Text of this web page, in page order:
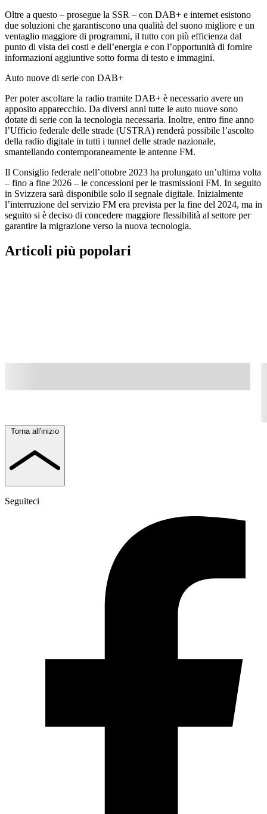
Oltre a questo – prosegue la SSR – con DAB+ e internet esistono
due soluzioni che garantiscono una qualità del suono migliore e un
ventaglio maggiore di programmi, il tutto con più efficienza dal
punto di vista dei costi e dell’energia e con l’opportunità di fornire
informazioni aggiuntive sotto forma di testo e immagini.
Auto nuove di serie con DAB+
Per poter ascoltare la radio tramite DAB+ è necessario avere un
apposito apparecchio. Da diversi anni tutte le auto nuove sono
dotate di serie con la tecnologia necessaria. Inoltre, entro fine anno
l’Ufficio federale delle strade (USTRA) renderà possibile l’ascolto
della radio digitale in tutti i tunnel delle strade nazionale,
smantellando contemporaneamente le antenne FM.
Il Consiglio federale nell’ottobre 2023 ha prolungato un’ultima volta
– fino a fine 2026 – le concessioni per le trasmissioni FM. In seguito
in Svizzera sarà disponibile solo il segnale digitale. Inizialmente
l’interruzione del servizio FM era prevista per la fine del 2024, ma in
seguito si è deciso di concedere maggiore flessibilità al settore per
garantire la migrazione verso la nuova tecnologia.
Articoli più popolari
Torna all'inizio
Seguiteci